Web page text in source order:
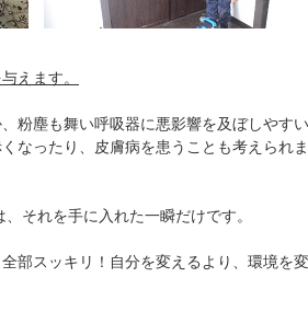
えます。
粉塵も舞い呼吸器に悪影響を及ぼしやすい
なったり、皮膚病を患うことも考えられま
それを手に入れた一瞬だけです。
部スッキリ！自分を変えるより、環境を変